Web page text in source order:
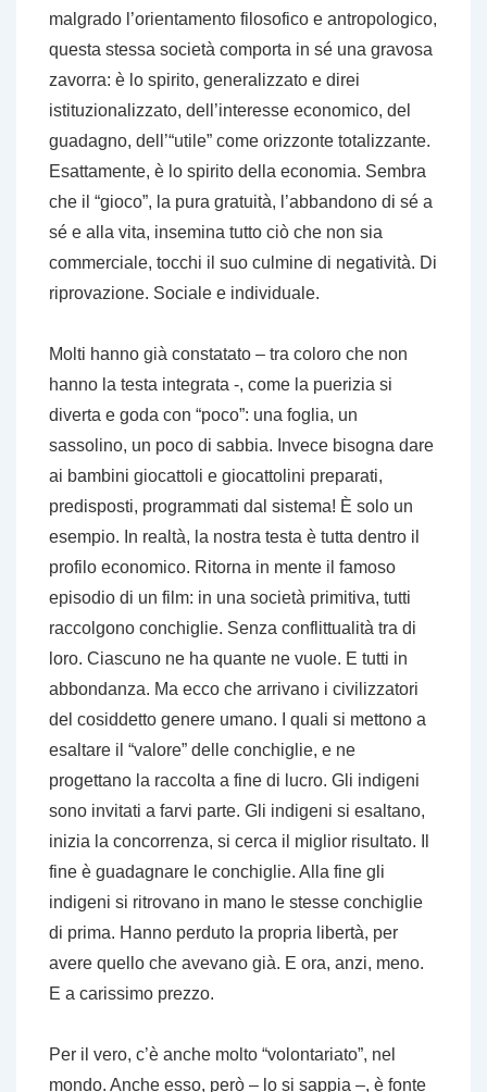
malgrado l’orientamento filosofico e antropologico,
questa stessa società comporta in sé una gravosa
zavorra: è lo spirito, generalizzato e direi
istituzionalizzato, dell’interesse economico, del
guadagno, dell’“utile” come orizzonte totalizzante.
Esattamente, è lo spirito della economia. Sembra
che il “gioco”, la pura gratuità, l’abbandono di sé a
sé e alla vita, insemina tutto ciò che non sia
commerciale, tocchi il suo culmine di negatività. Di
riprovazione. Sociale e individuale.
Molti hanno già constatato – tra coloro che non
hanno la testa integrata -, come la puerizia si
diverta e goda con “poco”: una foglia, un
sassolino, un poco di sabbia. Invece bisogna dare
ai bambini giocattoli e giocattolini preparati,
predisposti, programmati dal sistema! È solo un
esempio. In realtà, la nostra testa è tutta dentro il
profilo economico. Ritorna in mente il famoso
episodio di un film: in una società primitiva, tutti
raccolgono conchiglie. Senza conflittualità tra di
loro. Ciascuno ne ha quante ne vuole. E tutti in
abbondanza. Ma ecco che arrivano i civilizzatori
del cosiddetto genere umano. I quali si mettono a
esaltare il “valore” delle conchiglie, e ne
progettano la raccolta a fine di lucro. Gli indigeni
sono invitati a farvi parte. Gli indigeni si esaltano,
inizia la concorrenza, si cerca il miglior risultato. Il
fine è guadagnare le conchiglie. Alla fine gli
indigeni si ritrovano in mano le stesse conchiglie
di prima. Hanno perduto la propria libertà, per
avere quello che avevano già. E ora, anzi, meno.
E a carissimo prezzo.
Per il vero, c’è anche molto “volontariato”, nel
mondo. Anche esso, però – lo si sappia –, è fonte